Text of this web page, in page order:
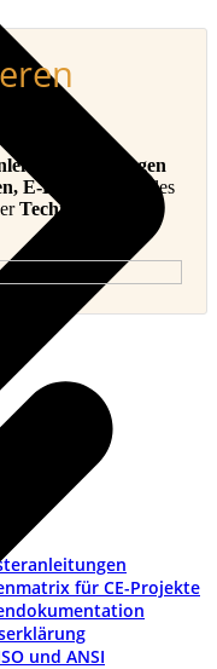
für CE-Projekte
und ANSI
Vorlagen
E-Books
und vieles
Technischen